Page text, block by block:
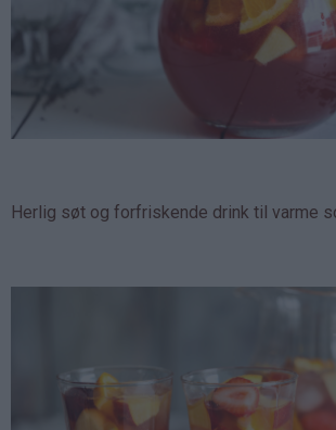
Herlig søt og forfriskende drink til varme